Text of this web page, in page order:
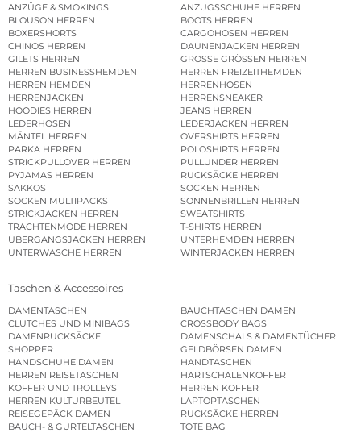
ANZÜGE & SMOKINGS
ANZUGSSCHUHE HERREN
BLOUSON HERREN
BOOTS HERREN
BOXERSHORTS
CARGOHOSEN HERREN
CHINOS HERREN
DAUNENJACKEN HERREN
GILETS HERREN
GROSSE GRÖSSEN HERREN
HERREN BUSINESSHEMDEN
HERREN FREIZEITHEMDEN
HERREN HEMDEN
HERRENHOSEN
HERRENJACKEN
HERRENSNEAKER
HOODIES HERREN
JEANS HERREN
LEDERHOSEN
LEDERJACKEN HERREN
MÄNTEL HERREN
OVERSHIRTS HERREN
PARKA HERREN
POLOSHIRTS HERREN
STRICKPULLOVER HERREN
PULLUNDER HERREN
PYJAMAS HERREN
RUCKSÄCKE HERREN
SAKKOS
SOCKEN HERREN
SOCKEN MULTIPACKS
SONNENBRILLEN HERREN
STRICKJACKEN HERREN
SWEATSHIRTS
TRACHTENMODE HERREN
T-SHIRTS HERREN
ÜBERGANGSJACKEN HERREN
UNTERHEMDEN HERREN
UNTERWÄSCHE HERREN
WINTERJACKEN HERREN
Taschen & Accessoires
DAMENTASCHEN
BAUCHTASCHEN DAMEN
CLUTCHES UND MINIBAGS
CROSSBODY BAGS
DAMENRUCKSÄCKE
DAMENSCHALS & DAMENTÜCHER
SHOPPER
GELDBÖRSEN DAMEN
HANDSCHUHE DAMEN
HANDTASCHEN
HERREN REISETASCHEN
HARTSCHALENKOFFER
KOFFER UND TROLLEYS
HERREN KOFFER
HERREN KULTURBEUTEL
LAPTOPTASCHEN
REISEGEPÄCK DAMEN
RUCKSÄCKE HERREN
BAUCH- & GÜRTELTASCHEN
TOTE BAG